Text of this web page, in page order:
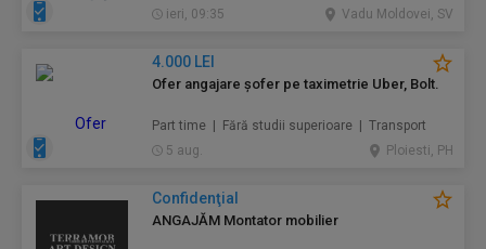
ieri, 09:35 Vadu Moldovei, SV
4.000 LEI
Ofer angajare șofer pe taximetrie Uber, Bolt.
Part time | Fără studii superioare | Transport
5 aug.
Ploiesti, PH
Confidenţial
ANGAJĂM Montator mobilier